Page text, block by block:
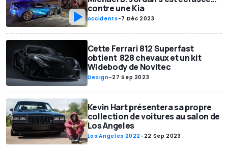
contre une Kia
Accidents-7 Déc 2023
Cette Ferrari 812 Superfast
obtient 828 chevaux et un kit
Widebody de Novitec
Design-27 Sep 2023
Kevin Hart présentera sa propre
collection de voitures au salon de
Los Angeles
Los Angeles 2022- 22 Sep 2023